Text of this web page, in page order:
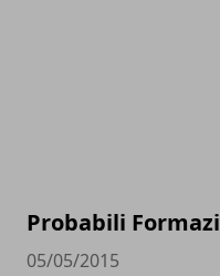
Probabili
05/05/2015